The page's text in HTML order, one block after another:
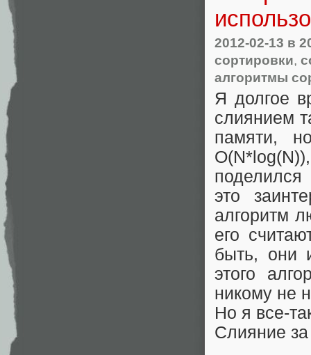
2012-02-13 в
сортировки,
алгоритмы
Я долгое
слиянием
памяти,
поделился
это
алгоритм
его
быть, они
этого
никому не
Но я все-
Слияние